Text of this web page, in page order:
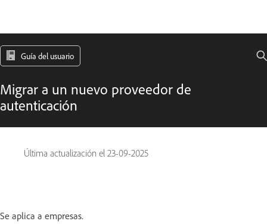
Guía del usuario
Migrar a un nuevo proveedor de
autenticación
Última actualización el 23-09-2025
Se aplica a empresas.